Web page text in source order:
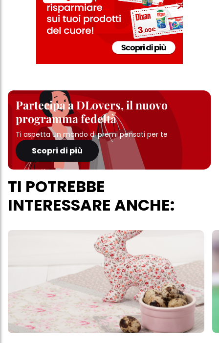
Partecipa a DLovers, il nuovo
programma fedeltà
Ti aspetta un mondo di premi pensati per te
Scopri di più
TI POTREBBE
INTERESSARE ANCHE: